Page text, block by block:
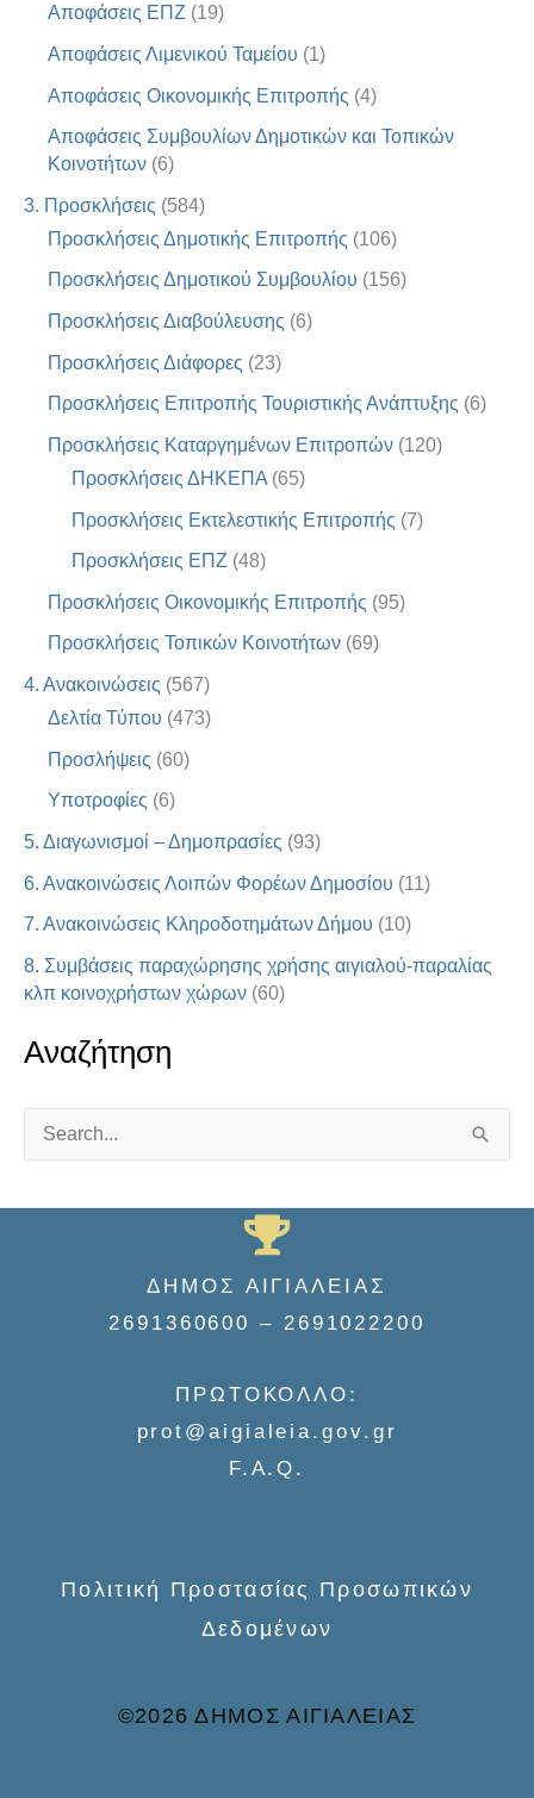
Αποφάσεις ΕΠΖ (19)
Αποφάσεις Λιμενικού Ταμείου (1)
Αποφάσεις Οικονομικής Επιτροπής (4)
Αποφάσεις Συμβουλίων Δημοτικών και Τοπικών
Κοινοτήτων (6)
3. Προσκλήσεις (584)
Προσκλήσεις Δημοτικής Επιτροπής (106)
Προσκλήσεις Δημοτικού Συμβουλίου (156)
Προσκλήσεις Διαβούλευσης (6)
Προσκλήσεις Διάφορες (23)
Προσκλήσεις Επιτροπής Τουριστικής Ανάπτυξης (6)
Προσκλήσεις Καταργημένων Επιτροπών (120)
Προσκλήσεις ΔΗΚΕΠΑ (65)
Προσκλήσεις Εκτελεστικής Επιτροπής (7)
Προσκλήσεις ΕΠΖ (48)
Προσκλήσεις Οικονομικής Επιτροπής (95)
Προσκλήσεις Τοπικών Κοινοτήτων (69)
4. Ανακοινώσεις (567)
Δελτία Τύπου (473)
Προσλήψεις (60)
Υποτροφίες (6)
5. Διαγωνισμοί – Δημοπρασίες (93)
6. Ανακοινώσεις Λοιπών Φορέων Δημοσίου (11)
7. Ανακοινώσεις Κληροδοτημάτων Δήμου (10)
8. Συμβάσεις παραχώρησης χρήσης αιγιαλού-παραλίας
κλπ κοινοχρήστων χώρων (60)
Αναζήτηση
a
ΔΗΜΟΣ ΑΙΓΙΑΛΕΙΑΣ
2691360600 – 2691022200
ΠΡΩΤΟΚΟΛΛΟ:
prot@aigialeia.gov.gr
F.A.Q.
Πολιτική Προστασίας Προσωπικών
Δεδομένων
©2026 ΔΗΜΟΣ ΑΙΓΙΑΛΕΙΑΣ